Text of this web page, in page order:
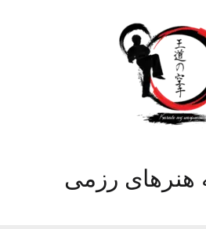
هنرهای رزمی